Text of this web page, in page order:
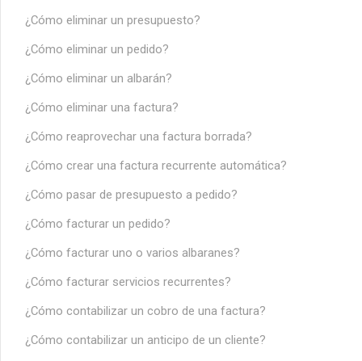
¿Cómo eliminar un presupuesto?
¿Cómo eliminar un pedido?
¿Cómo eliminar un albarán?
¿Cómo eliminar una factura?
¿Cómo reaprovechar una factura borrada?
¿Cómo crear una factura recurrente automática?
¿Cómo pasar de presupuesto a pedido?
¿Cómo facturar un pedido?
¿Cómo facturar uno o varios albaranes?
¿Cómo facturar servicios recurrentes?
¿Cómo contabilizar un cobro de una factura?
¿Cómo contabilizar un anticipo de un cliente?